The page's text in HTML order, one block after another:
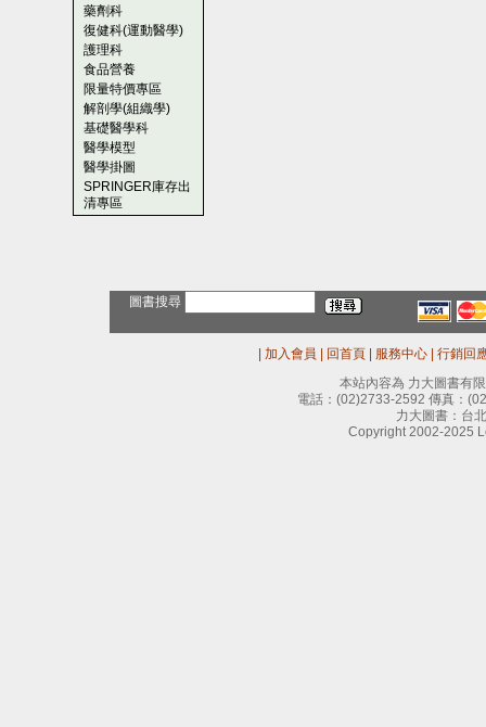
藥劑科
復健科(運動醫學)
護理科
食品營養
限量特價專區
解剖學(組織學)
基礎醫學科
醫學模型
醫學掛圖
SPRINGER庫存出
清專區
圖書搜尋
加入會員 回首頁 服務中心
行銷回
本站內容為 力大圖書有
電話： (02)2733-2592 傳真：
力大圖書：台
Copyright 2002-2025